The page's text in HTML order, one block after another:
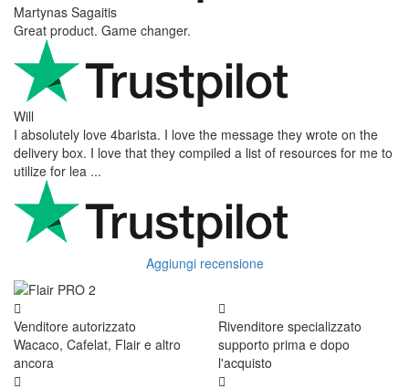
Martynas Sagaitis
Great product. Game changer.
Will
I absolutely love 4barista. I love the message they wrote on the
delivery box. I love that they compiled a list of resources for me to
utilize for lea ...
Aggiungi recensione
Venditore autorizzato
Wacaco, Cafelat, Flair e altro
ancora
Rivenditore specializzato
supporto prima e dopo
l'acquisto